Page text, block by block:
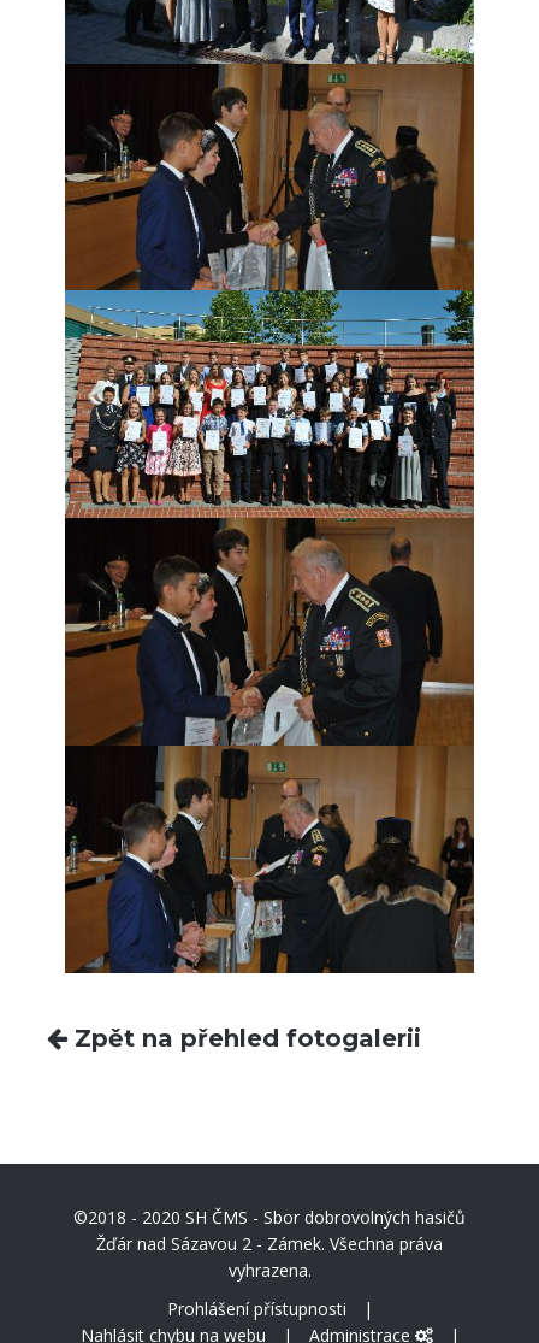
Zpět na přehled fotogalerii
©2018 - 2020 SH ČMS - Sbor dobrovolných hasičů
Žďár nad Sázavou 2 - Zámek. Všechna práva
vyhrazena.
Prohlášení přístupnosti
|
Nahlásit chybu na webu
| Administrace |